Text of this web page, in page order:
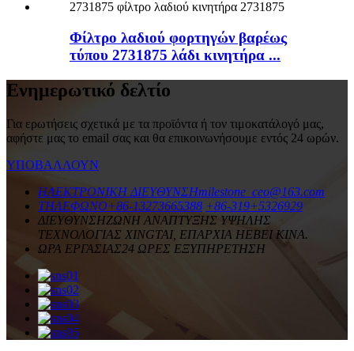
Φίλτρο λαδιού φορτηγών βαρέως
τύπου 2731875 λάδι κινητήρα ...
Ενημερωτικό δελτίο
Για ερωτήσεις σχετικά με τα προϊόντα ή τον τιμοκατάλογό μας,
αφήστε μας το email σας και θα επικοινωνήσουμε εντός 24 ωρών.
ΥΠΟΒΑΛΛΟΥΝ
ΗΛΕΚΤΡΟΝΙΚΗ ΔΙΕΥΘΥΝΣΗmilestone_ceo@163.com
ΤΗΛΕΦΩΝΟ+86-13273665388 +86-319+5326929
ΔΙΕΥΘΥΝΣΗΖΩΝΗ ΑΝΑΠΤΥΞΗΣ ΥΨΗΛΗΣ
ΤΕΧΝΟΛΟΓΙΑΣ XINGTAI, ΕΠΑΡΧΙΑ HEBEI ΚΙΝΑ.
ΩΡΑ ΕΡΓΑΣΙΑΣ24 ΩΡΕΣ ΕΞΥΠΗΡΕΤΗΣΗ